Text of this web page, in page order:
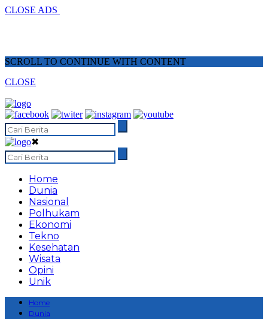
CLOSE ADS
SCROLL TO CONTINUE WITH CONTENT
CLOSE
✖
Home
Dunia
Nasional
Polhukam
Ekonomi
Tekno
Kesehatan
Wisata
Opini
Unik
Home
Dunia